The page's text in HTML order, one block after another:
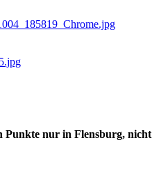
Punkte nur in Flensburg, nicht